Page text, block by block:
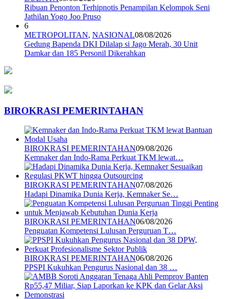
Ribuan Penonton Terhipnotis Penampilan Kelompok Seni
Jathilan Yogo Joo Pruso
6
METROPOLITAN, NASIONAL08/08/2026
Gedung Bapenda DKI Dilalap si Jago Merah, 30 Unit
Damkar dan 185 Personil Dikerahkan
BIROKRASI PEMERINTAHAN
BIROKRASI PEMERINTAHAN09/08/2026
Kemnaker dan Indo-Rama Perkuat TKM lewat…
BIROKRASI PEMERINTAHAN07/08/2026
Hadapi Dinamika Dunia Kerja, Kemnaker Se…
BIROKRASI PEMERINTAHAN06/08/2026
Penguatan Kompetensi Lulusan Perguruan T…
BIROKRASI PEMERINTAHAN06/08/2026
PPSPI Kukuhkan Pengurus Nasional dan 38 …